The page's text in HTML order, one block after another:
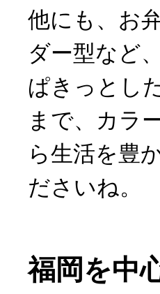
他にも、お
ダー型など
ぱきっとし
まで、カラ
ら生活を豊
ださいね。
福岡を中